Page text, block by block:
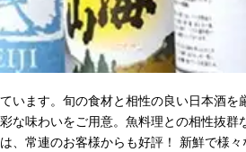
います。旬の食材と相性の良い日本酒を
な味わいをご用意。魚料理との相性抜群
、常連のお客様からも好評！ 新鮮で様々